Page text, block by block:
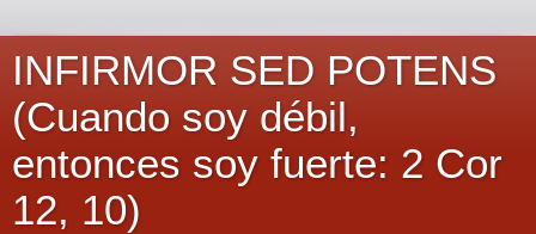
INFIRMOR SED POTENS
(Cuando soy débil,
entonces soy fuerte: 2 Cor
12, 10)